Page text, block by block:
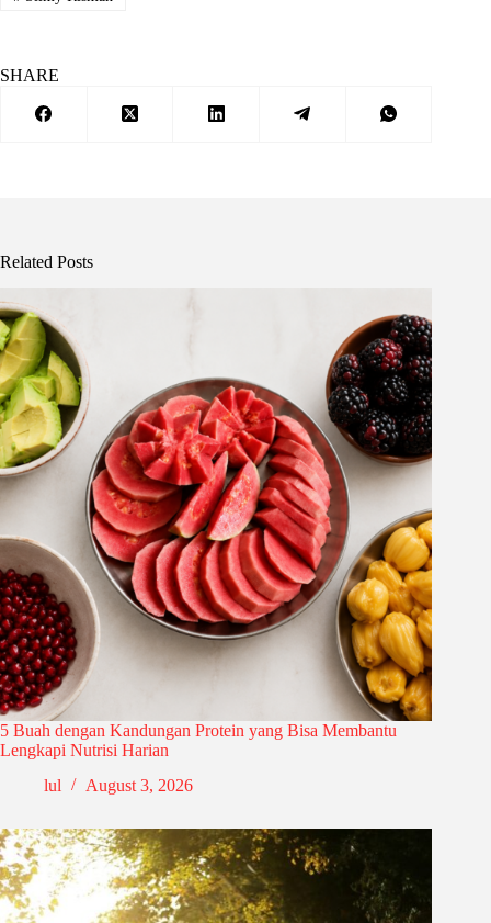
SHARE
Related Posts
5 Buah dengan Kandungan Protein yang Bisa Membantu
Lengkapi Nutrisi Harian
lul
August 3, 2026